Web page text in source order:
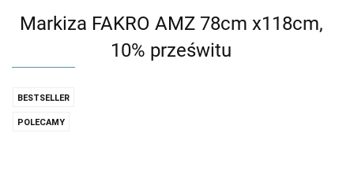
Markiza FAKRO AMZ 78cm x118cm,
10% prześwitu
BESTSELLER
POLECAMY